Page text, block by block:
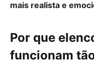
mais realista e
Por que
funcionam